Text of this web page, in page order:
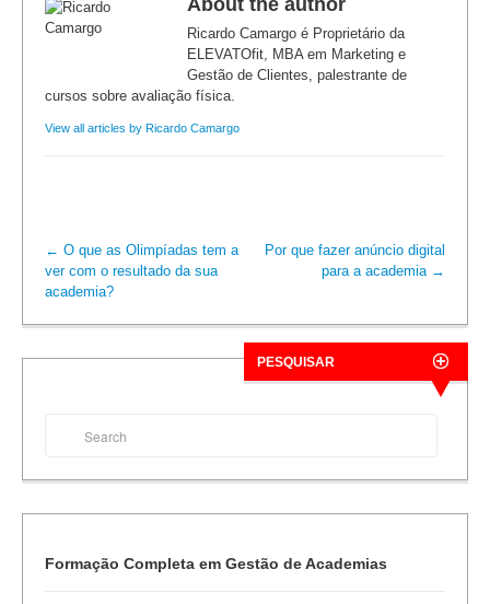
About the author
Ricardo Camargo é Proprietário da
ELEVATOfit, MBA em Marketing e
Gestão de Clientes, palestrante de
cursos sobre avaliação física.
View all articles by Ricardo Camargo
← O que as Olimpíadas tem a
ver com o resultado da sua
academia?
Por que fazer anúncio digital
para a academia →
PESQUISAR
Formação Completa em Gestão de Academias